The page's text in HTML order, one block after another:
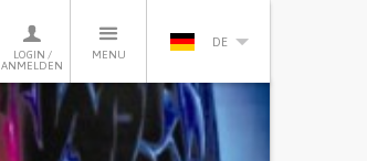
LOGIN /
ANMELDEN
MENU
DE